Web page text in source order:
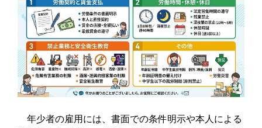
年少者の雇用には、書面での条件明示や本人による